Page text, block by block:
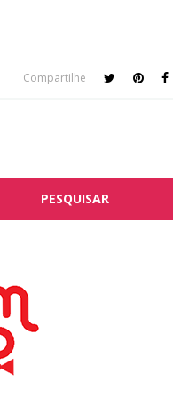
Compartilhe
PESQUISAR